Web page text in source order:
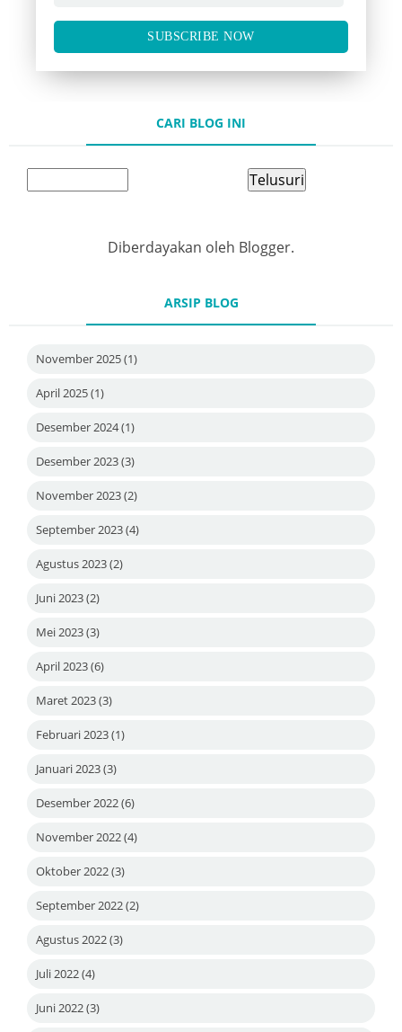
SUBSCRIBE NOW
CARI BLOG INI
Diberdayakan oleh Blogger.
ARSIP BLOG
November 2025(1)
April 2025(1)
Desember 2024(1)
Desember 2023(3)
November 2023(2)
September 2023(4)
Agustus 2023(2)
Juni 2023(2)
Mei 2023(3)
April 2023(6)
Maret 2023(3)
Februari 2023(1)
Januari 2023(3)
Desember 2022(6)
November 2022(4)
Oktober 2022(3)
September 2022(2)
Agustus 2022(3)
Juli 2022(4)
Juni 2022(3)